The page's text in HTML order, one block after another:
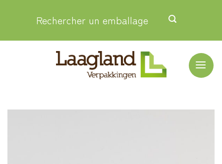
Rechercher un emballage